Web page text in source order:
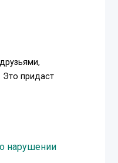
Это придаст
нарушении